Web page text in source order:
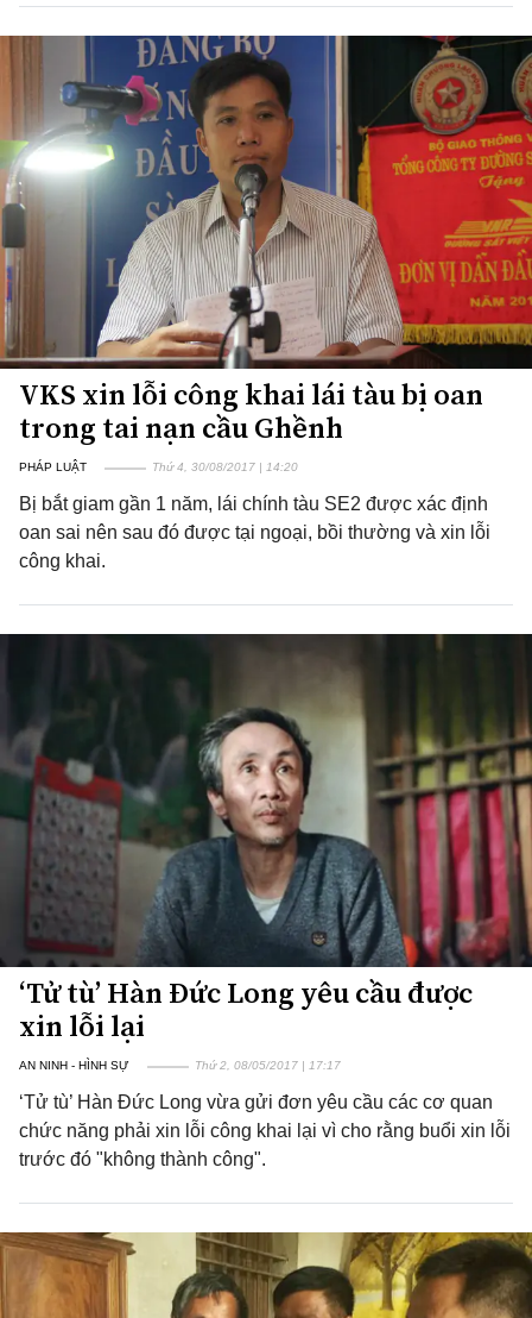
VKS xin lỗi công khai lái tàu bị oan
trong tai nạn cầu Ghềnh
PHÁP LUẬT Thứ 4, 30/08/2017 | 14:20
Bị bắt giam gần 1 năm, lái chính tàu SE2 được xác định
oan sai nên sau đó được tại ngoại, bồi thường và xin lỗi
công khai.
‘Tử tù’ Hàn Đức Long yêu cầu được
xin lỗi lại
AN NINH - HÌNH SỰ Thứ 2, 08/05/2017 | 17:17
‘Tử tù’ Hàn Đức Long vừa gửi đơn yêu cầu các cơ quan
chức năng phải xin lỗi công khai lại vì cho rằng buổi xin lỗi
trước đó "không thành công".